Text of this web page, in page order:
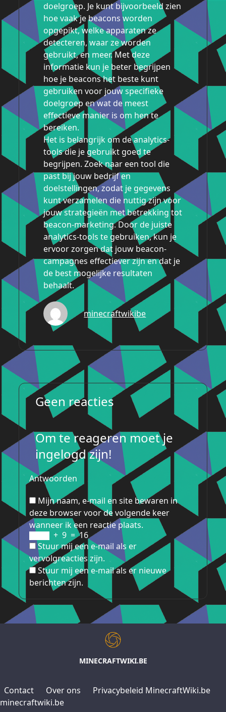
doelgroep. Je kunt bijvoorbeeld zien
hoe vaak je beacons worden
opgepikt, welke apparaten ze
detecteren, waar ze worden
gebruikt, en meer. Met deze
informatie kun je beter begrijpen
hoe je beacons het beste kunt
gebruiken voor jouw specifieke
doelgroep en wat de meest
effectieve manier is om hen te
bereiken.
Het is belangrijk om de analytics-
tools die je gebruikt goed te
begrijpen. Zoek naar een tool die
past bij jouw bedrijf en
doelstellingen, zodat je gegevens
kunt verzamelen die nuttig zijn voor
jouw strategieën met betrekking tot
beacon-marketing. Door de juiste
analytics-tools te gebruiken, kun je
ervoor zorgen dat jouw beacon-
campagnes effectiever zijn en dat je
de best mogelijke resultaten
behaalt.
minecraftwikibe
Geen reacties
Om te reageren moet je
ingelogd zijn!
Antwoorden
Mijn naam, e-mail en site bewaren in
deze browser voor de volgende keer
wanneer ik een reactie plaats.
+ 9 =16
Stuur mij een e-mail als er
vervolgreacties zijn.
Stuur mij een e-mail als er nieuwe
berichten zijn.
MINECRAFTWIKI.BE
Contact Over ons
Privacybeleid MinecraftWiki.be
minecraftwiki.be